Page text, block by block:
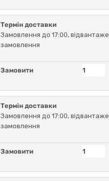
Термін доставки
Замовлення до 17:00,
замовлення
Замовити
Термін доставки
Замовлення до 17:00,
замовлення
Замовити